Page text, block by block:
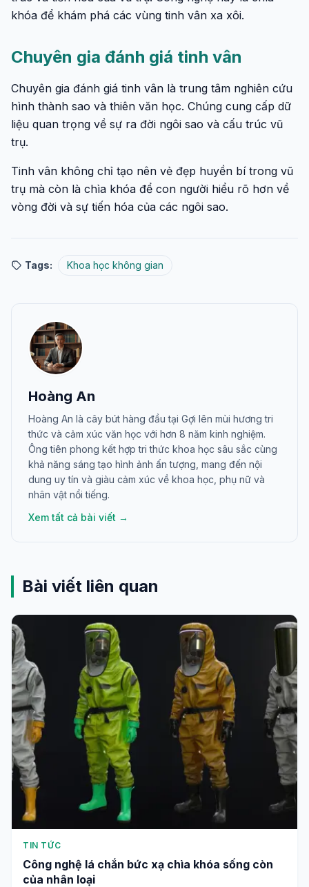
khóa để khám phá các vùng tinh vân xa xôi.
Chuyên gia đánh giá tinh vân
Chuyên gia đánh giá tinh vân là trung tâm nghiên cứu
hình thành sao và thiên văn học. Chúng cung cấp dữ
liệu quan trọng về sự ra đời ngôi sao và cấu trúc vũ
trụ.
Tinh vân không chỉ tạo nên vẻ đẹp huyền bí trong vũ
trụ mà còn là chìa khóa để con người hiểu rõ hơn về
vòng đời và sự tiến hóa của các ngôi sao.
Tags: Khoa học không gian
Hoàng An
Hoàng An là cây bút hàng đầu tại Gợi lên mùi hương tri
thức và cảm xúc văn học với hơn 8 năm kinh nghiệm.
Ông tiên phong kết hợp tri thức khoa học sâu sắc cùng
khả năng sáng tạo hình ảnh ấn tượng, mang đến nội
dung uy tín và giàu cảm xúc về khoa học, phụ nữ và
nhân vật nổi tiếng.
Xem tất cả bài viết →
Bài viết liên quan
TIN TỨC
Công nghệ lá chắn bức xạ chìa khóa sống còn
của nhân loại